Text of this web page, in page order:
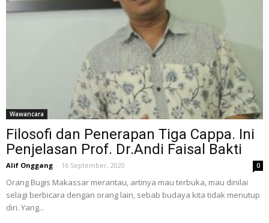
Wawancara
Filosofi dan Penerapan Tiga Cappa. Ini
Penjelasan Prof. Dr.Andi Faisal Bakti
Alif Onggang - 16 September, 2020 0
Orang Bugis Makassar merantau, artinya mau terbuka, mau dinilai
selagi berbicara dengan orang lain, sebab budaya kita tidak menutup
diri. Yang...